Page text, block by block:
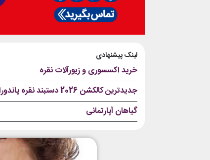
لینک پیشنهادی
خرید اکسسوری و زیورآلات نقره
جدیدترین کالکشن 2026 دستبند نقره پاندورا
گیاهان آپارتمانی